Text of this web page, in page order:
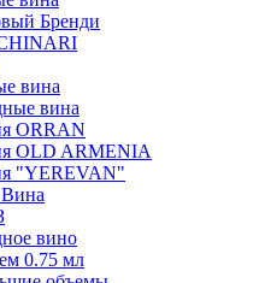
Бренди
вина
вина
ORRAN
OLD ARMENIA
"YEREVAN"
вино
0.75 мл